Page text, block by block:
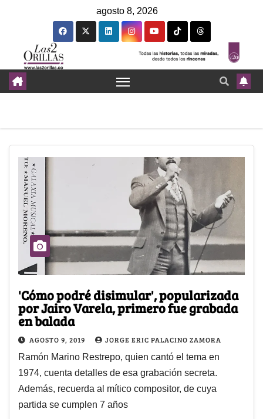
agosto 8, 2026
'Cómo podré disimular', popularizada
por Jairo Varela, primero fue grabada
en balada
AGOSTO 9, 2019 JORGE ERIC PALACINO ZAMORA
Ramón Marino Restrepo, quien cantó el tema en
1974, cuenta detalles de esa grabación secreta.
Además, recuerda al mítico compositor, de cuya
partida se cumplen 7 años